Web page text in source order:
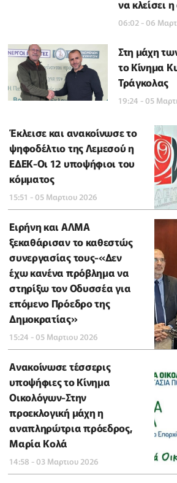
να κλείσει
06:02 - 06
Στη μάχη
το Κίνημα
Τράγκολας
19:24 - 05
Έκλεισε και ανακοίνωσε το
ψηφοδέλτιο της Λεμεσού η
ΕΔΕΚ-Οι 12 υποψήφιοι του
κόμματος
15:51 - 05 Μαρτιου 2026
Ειρήνη και ΑΛΜΑ
ξεκαθάρισαν το καθεστώς
συνεργασίας τους-«Δεν
έχω κανένα πρόβλημα να
στηρίξω τον Οδυσσέα για
επόμενο Πρόεδρο της
Δημοκρατίας»
15:24 - 05 Μαρτιου 2026
Ανακοίνωσε τέσσερις
υποψήφιες το Κίνημα
Οικολόγων-Στην
προεκλογική μάχη η
αναπληρώτρια πρόεδρος,
Μαρία Κολά
14:58 - 03 Μαρτιου 2026